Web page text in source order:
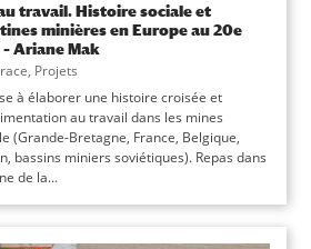
travail. Histoire sociale et
minières en Europe au 20e
Ariane Mak
, Projets
à élaborer une histoire croisée et
au travail dans les mines
(Grande-Bretagne, France, Belgique,
bassins miniers soviétiques). Repas dans
de la...